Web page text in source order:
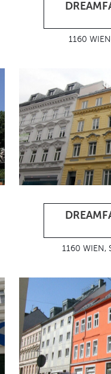
1160
1160 WIEN,